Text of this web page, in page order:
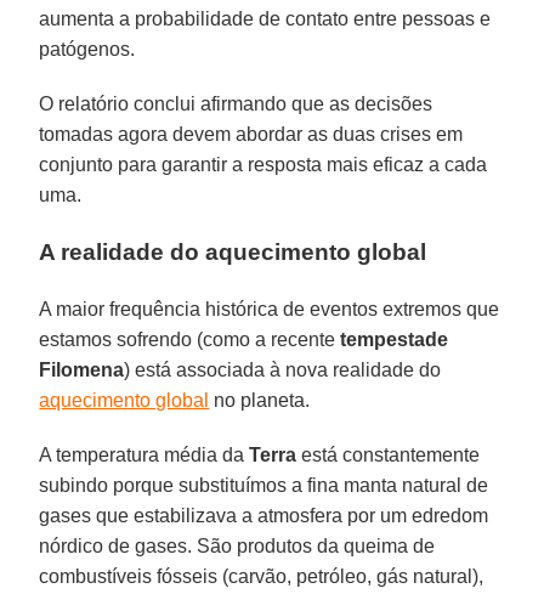
aumenta a probabilidade de contato entre pessoas e
patógenos.
O relatório conclui afirmando que as decisões
tomadas agora devem abordar as duas crises em
conjunto para garantir a resposta mais eficaz a cada
uma.
A realidade do aquecimento global
A maior frequência histórica de eventos extremos que
estamos sofrendo (como a recentetempestade
Filomena) está associada à nova realidade do
aquecimento global no planeta.
A temperatura média daTerra está constantemente
subindo porque substituímos a fina manta natural de
gases que estabilizava a atmosfera por um edredom
nórdico de gases. São produtos da queima de
combustíveis fósseis (carvão, petróleo, gás natural),